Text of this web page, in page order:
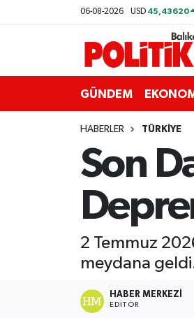
06-08-2026 USD 45,43620
GÜNDEM
HABERLER TÜRKİYE
Son
2 Temmuz
meydana
HABER MERKEZI
EDITÖR
ASTROLOJİ
Bandırma
Burhaniye
Balıkesir Nöbetçi Eczaneler
Balıkesir Hava Durumu
Balıkesir Namaz Vakitleri
Balıkesir Trafik Yoğunluk
Süper Lig Puan Durumu ve
Son Dakika Haberleri
Haber Arşivi